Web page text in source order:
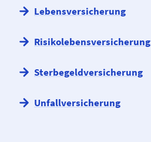
Lebens­versicherung
Risikolebens­versicherung
Sterbegeld­versicherung
Unfall­versicherung